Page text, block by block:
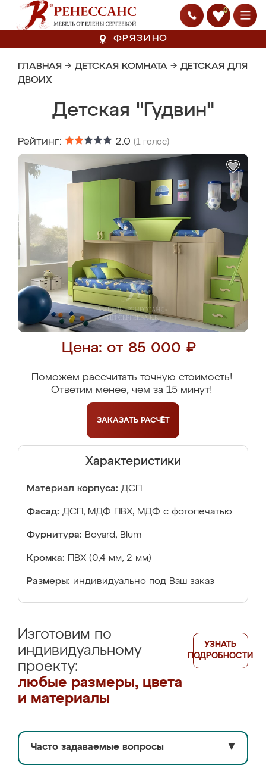
0
ФРЯЗИНО
ГЛАВНАЯ → ДЕТСКАЯ КОМНАТА → ДЕТСКАЯ ДЛЯ
ДВОИХ
Детская "Гудвин"
Рейтинг: 2.0 (1 голос)
Цена: от 85 000 ₽
Поможем рассчитать точную стоимость!
Ответим менее, чем за 15 минут!
ЗАКАЗАТЬ РАСЧЁТ
Характеристики
Материал корпуса: ДСП
Фасад: ДСП, МДФ ПВХ, МДФ с фотопечатью
Фурнитура: Boyard, Blum
Кромка: ПВХ (0,4 мм, 2 мм)
Размеры: индивидуально под Ваш заказ
Изготовим по
индивидуальному
проекту:
любые размеры, цвета
и материалы
УЗНАТЬ
ПОДРОБНОСТИ
Часто задаваемые вопросы ▼